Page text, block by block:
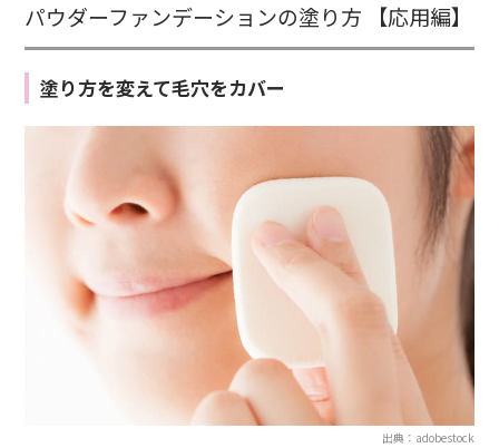
パウダーファンデーションの塗り方 【応用編】
塗り方を変えて毛穴をカバー
出典：adobestock